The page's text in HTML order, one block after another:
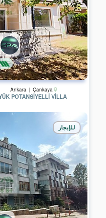
Ankara Çankaya
POTANSİYELLİ VİLLA
للإيجار